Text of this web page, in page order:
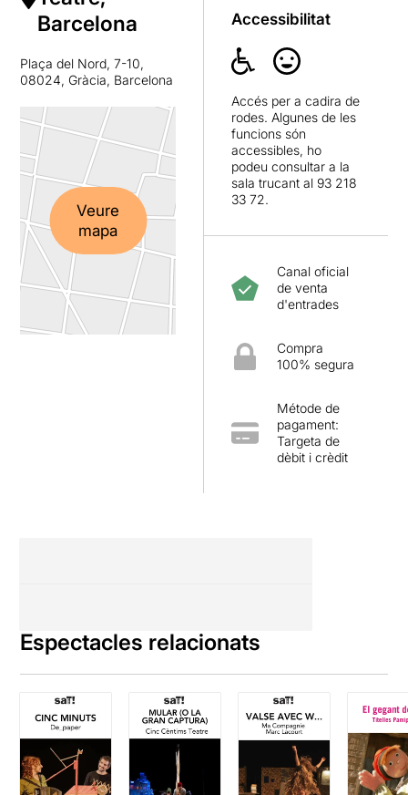
Barcelona
Plaça del Nord, 7-10,
08024, Gràcia, Barcelona
Veure
mapa
Accessibilitat
Accés per a cadira de
rodes. Algunes de les
funcions són
accessibles, ho
podeu consultar a la
sala trucant al 93 218
33 72.
Canal oficial
de venta
d'entrades
Compra
100% segura
Métode de
pagament:
Targeta de
dèbit i crèdit
Espectacles relacionats